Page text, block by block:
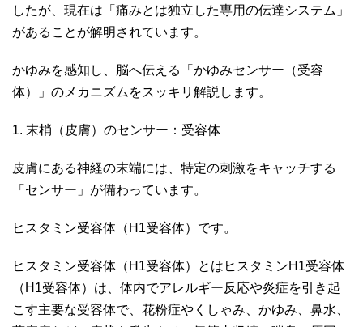
したが、現在は「痛みとは独立した専用の伝達システム」
があることが解明されています。
かゆみを感知し、脳へ伝える「かゆみセンサー（受容
体）」のメカニズムをスッキリ解説します。
1. 末梢（皮膚）のセンサー：受容体
皮膚にある神経の末端には、特定の刺激をキャッチする
「センサー」が備わっています。
ヒスタミン受容体（H1受容体）です。
ヒスタミン受容体（H1受容体）とはヒスタミンH1受容体
（H1受容体）は、体内でアレルギー反応や炎症を引き起
こす主要な受容体で、花粉症やくしゃみ、かゆみ、鼻水、